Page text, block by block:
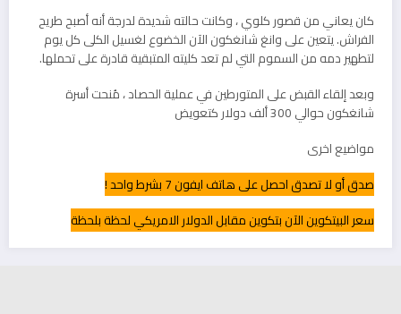
كان يعاني من قصور كلوي ، وكانت حالته شديدة لدرجة أنه أصبح طريح
الفراش. يتعين على وانغ شانغكون الآن الخضوع لغسيل الكلى كل يوم
لتطهير دمه من السموم التي لم تعد كليته المتبقية قادرة على تحملها.
وبعد إلقاء القبض على المتورطين في عملية الحصاد ، مُنحت أسرة
شانغكون حوالي 300 ألف دولار كتعويض
مواضيع اخرى
صدق أو لا تصدق احصل على هاتف ايفون 7 بشرط واحد !
سعر البيتكوين الآن بتكوين مقابل الدولار الامريكي لحظة بلحظة